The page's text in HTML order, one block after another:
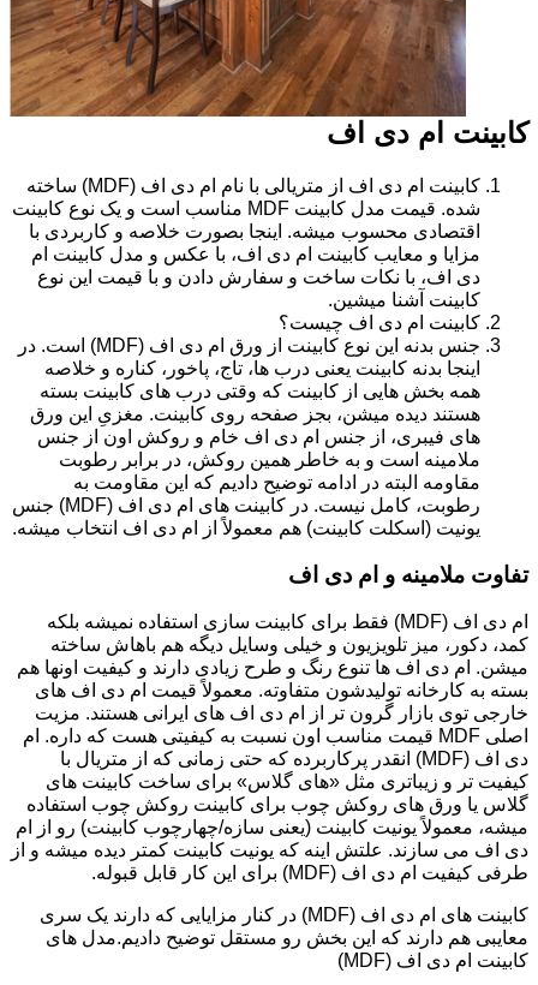
کابینت ام دی اف
کابینت ام دی اف از متریالی با نام ام دی اف (MDF) ساخته
شده. قیمت مدل کابینت MDF مناسب است و یک نوع کابینت
اقتصادی محسوب میشه. اینجا بصورت خلاصه و کاربردی با
مزایا و معایب کابینت ام دی اف، با عکس و مدل کابینت ام
دی اف، با نکات ساخت و سفارش دادن و با قیمت این نوع
کابینت آشنا میشین.
کابینت ام دی اف چیست؟
جنس بدنه این نوع کابینت از ورق ام دی اف (MDF) است. در
اینجا بدنه کابینت یعنی درب ها، تاج، پاخور، کناره و خلاصه
همه بخش هایی از کابینت که وقتی درب های کابینت بسته
هستند دیده میشن، بجز صفحه روی کابینت. مغزیِ این ورق
های فیبری، از جنس ام دی اف خام و روکش اون از جنس
ملامینه است و به خاطر همین روکش، در برابر رطوبت
مقاومه البته در ادامه توضیح دادیم که این مقاومت به
رطوبت، کامل نیست. در کابینت های ام دی اف (MDF) جنس
یونیت (اسکلت کابینت) هم معمولاً از ام دی اف انتخاب میشه.
تفاوت ملامینه و ام دی اف
ام دی اف (MDF) فقط برای کابینت سازی استفاده نمیشه بلکه
کمد، دکور، میز تلویزیون و خیلی وسایل دیگه هم باهاش ساخته
میشن. ام دی اف ها تنوع رنگ و طرح زیادی دارند و کیفیت اونها هم
بسته به کارخانه تولیدشون متفاوته. معمولاً قیمت ام دی اف های
خارجی توی بازار گرون تر از ام دی اف های ایرانی هستند. مزیت
اصلی MDF قیمت مناسب اون نسبت به کیفیتی هست که داره. ام
دی اف (MDF) انقدر پرکاربرده که حتی زمانی که از متریال با
کیفیت تر و زیباتری مثل «های گلاس» برای ساخت کابینت های
گلاس یا ورق های روکش چوب برای کابینت روکش چوب استفاده
میشه، معمولاً یونیت کابینت (یعنی سازه/چهارچوب کابینت) رو از ام
دی اف می سازند. علتش اینه که یونیت کابینت کمتر دیده میشه و از
طرفی کیفیت ام دی اف (MDF) برای این کار قابل قبوله.
کابینت های ام دی اف (MDF) در کنار مزایایی که دارند یک سری
معایبی هم دارند که این بخش رو مستقل توضیح دادیم.مدل های
کابینت ام دی اف (MDF)